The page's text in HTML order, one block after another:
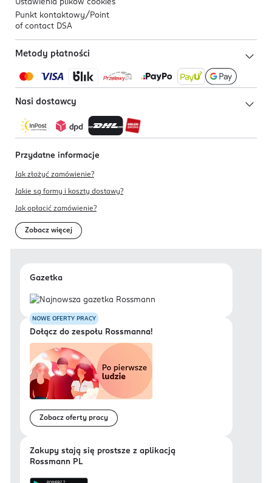
Ustawienia plików cookies
Punkt kontaktowy/ Point
of contact DSA
Metody płatności
Nasi dostawcy
Przydatne informacje
Jak złożyć zamówienie?
Jakie są formy i koszty dostawy?
Jak opłacić zamówienie?
Zobacz więcej
Gazetka
NOWE OFERTY PRACY
Dołącz do zespołu Rossmanna!
Zobacz oferty pracy
Zakupy stają się prostsze z aplikacją
Rossmann PL